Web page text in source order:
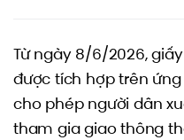
Từ ngày 8/6/2026,
được tích hợp trên ứng
cho phép người dân
tham gia giao thông